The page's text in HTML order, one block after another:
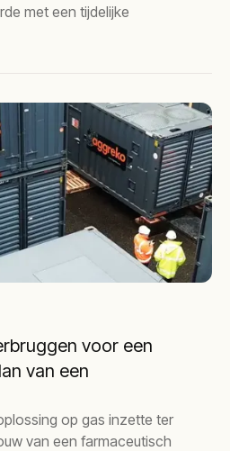
met een tijdelijke
voor een
van een
op gas inzette ter
van een farmaceutisch